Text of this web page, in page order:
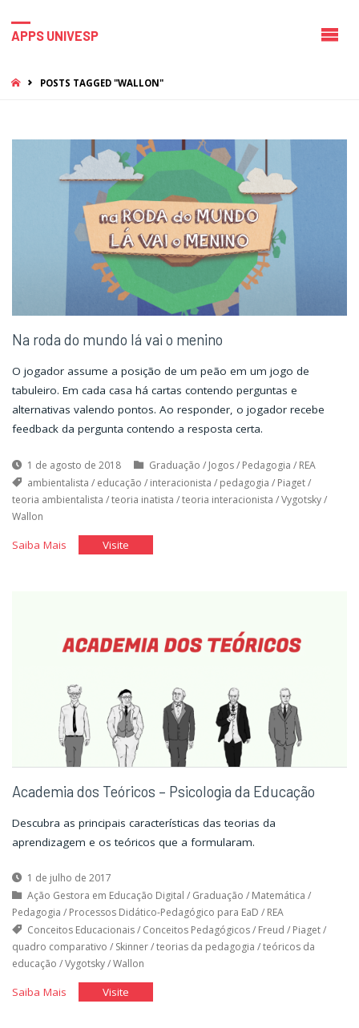
APPS UNIVESP
HOMEPOSTS TAGGED "WALLON"
Na roda do mundo lá vai o menino
O jogador assume a posição de um peão em um jogo de
tabuleiro. Em cada casa há cartas contendo perguntas e
alternativas valendo pontos. Ao responder, o jogador recebe
feedback da pergunta contendo a resposta certa.
1 de agosto de 2018 Graduação / Jogos/ Pedagogia / REA
ambientalista / educação / interacionista / pedagogia / Piaget/
teoria ambientalista /teoria inatista /teoria interacionista /Vygotsky/
Wallon
Saiba Mais"Na
vai
Visite"Na
vai
Academia dos Teóricos – Psicologia da Educação
Descubra as principais características das teorias da
aprendizagem e os teóricos que a formularam.
1 de julho de 2017
Ação Gestora em Educação Digital / Graduação / Matemática /
Pedagogia / Processos Didático-Pedagógico para EaD / REA
Conceitos Educacionais/ Conceitos Pedagógicos/ Freud / Piaget/
quadro comparativo / Skinner/teorias da pedagogia /teóricos da
educação /Vygotsky/Wallon
Saiba Mais"Academia
Visite"Academia